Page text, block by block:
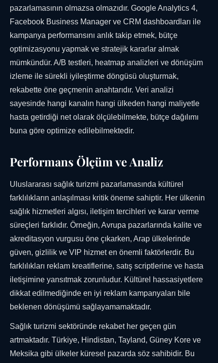
pazarlamasının olmazsa olmazıdır. Google Analytics 4,
Facebook Business Manager ve CRM dashboardları ile
kampanya performansını anlık takip etmek, bütçe
optimizasyonu yapmak ve stratejik kararlar almak
mümkündür. A/B testleri, heatmap analizleri ve dönüşüm
izleme ile sürekli iyileştirme döngüsü oluşturmak,
rekabette öne geçmenin anahtarıdır. Veri analizi
sayesinde hangi kanalın hangi ülkeden hangi maliyetle
hasta getirdiği net olarak ölçülebilmekte, bütçe dağılımı
buna göre optimize edilebilmektedir.
Performans Ölçüm ve Analiz
Uluslararası sağlık turizmi pazarlamasında kültürel
farklılıkların anlaşılması kritik öneme sahiptir. Her ülkenin
sağlık hizmetleri algısı, iletişim tercihleri ve karar verme
süreçleri farklıdır. Örneğin, Avrupa pazarlarında kalite ve
akreditasyon vurgusu öne çıkarken, Arap ülkelerinde
güven, gizlilik ve VIP hizmet en önemli faktörlerdir. Bu
farklılıkları reklam kreatiflerine, satış scriptlerine ve hasta
iletişimine yansıtmak zorunludur. Kültürel hassasiyetlere
dikkat edilmediğinde en iyi reklam kampanyaları bile
beklenen dönüşümü sağlayamamaktadır.
Sağlık turizmi sektöründe rekabet her geçen gün
artmaktadır. Türkiye, Hindistan, Tayland, Güney Kore ve
Meksika gibi ülkeler küresel pazarda söz sahibidir. Bu